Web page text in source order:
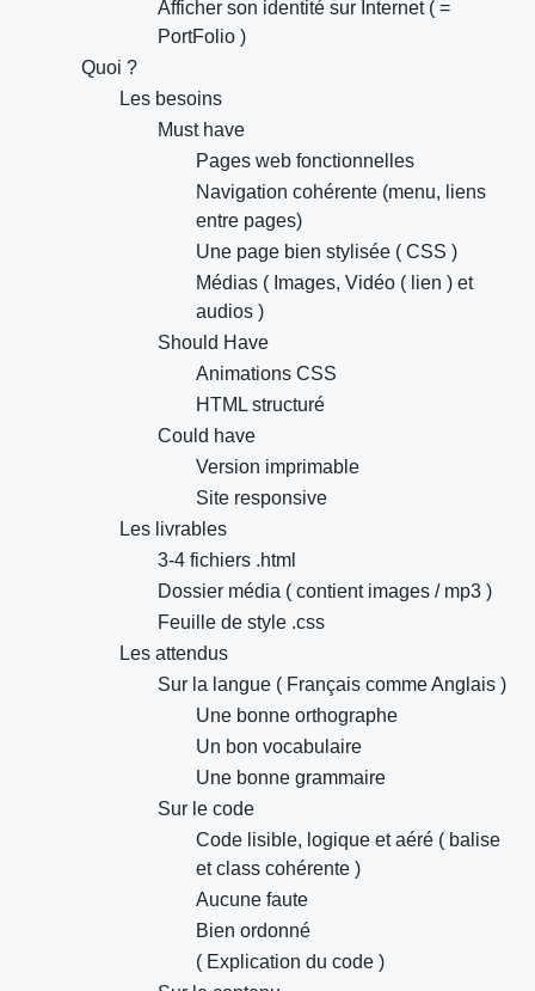
Afficher son identité sur Internet ( =
PortFolio )
Quoi ?
Les besoins
Must have
Pages web fonctionnelles
Navigation cohérente (menu, liens
entre pages)
Une page bien stylisée ( CSS )
Médias ( Images, Vidéo ( lien ) et
audios )
Should Have
Animations CSS
HTML structuré
Could have
Version imprimable
Site responsive
Les livrables
3-4 fichiers .html
Dossier média ( contient images / mp3 )
Feuille de style .css
Les attendus
Sur la langue ( Français comme Anglais )
Une bonne orthographe
Un bon vocabulaire
Une bonne grammaire
Sur le code
Code lisible, logique et aéré ( balise
et class cohérente )
Aucune faute
Bien ordonné
( Explication du code )